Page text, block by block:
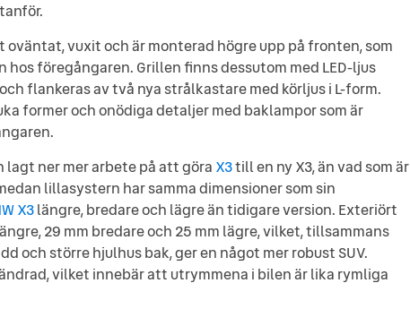
oväntat, vuxit och är monterad högre upp på fronten, som
hos föregångaren. Grillen finns dessutom med LED-ljus
flankeras av två nya strålkastare med körljus i L-form.
former och onödiga detaljer med baklampor som är
lagt ner mer arbete på att göra X3till en ny X3, än vad som är
lillasystern har samma dimensioner som sin
X3längre, bredare och lägre än tidigare version. Exteriört
29 mm bredare och 25 mm lägre, vilket, tillsammans
och större hjulhus bak, ger en något mer robust SUV.
vilket innebär att utrymmena i bilen är lika rymliga